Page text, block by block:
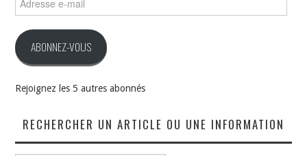
e-
ABONNEZ-VOUS
Rejoignez les 5 autres abonnés
RECHERCHER UN ARTICLE OU UNE INFORMATION